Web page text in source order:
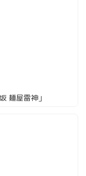
麺屋雷神」